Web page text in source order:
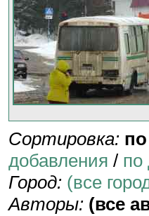
Сортировка:
добавления / по
Город: (все
Авторы: (все